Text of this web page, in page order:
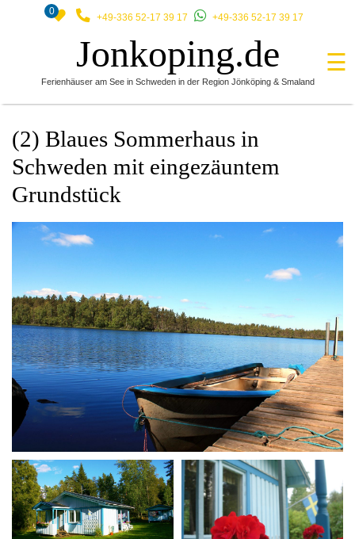
0
+49-336 52-17 39 17 +49-336 52-17 39 17
Jonkoping.de
Ferienhäuser am See in Schweden in der Region Jönköping & Smaland
☰
(2) Blaues Sommerhaus in
Schweden mit eingezäuntem
Grundstück